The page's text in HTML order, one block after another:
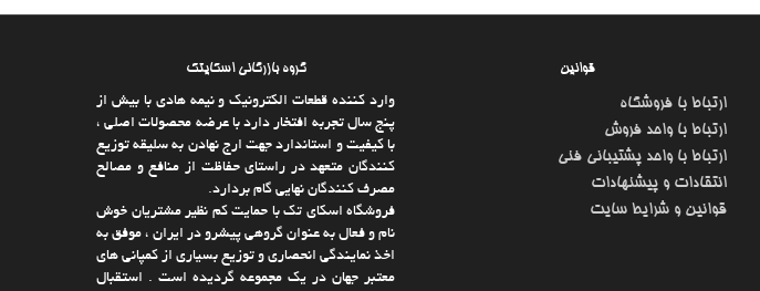
گروه بازرگانی اسکایتک
وارد كننده قطعات الکترونیک و نیمه هادی با بیش از
پنج سال تجربه افتخار دارد با عرضه محصولات اصلی ،
با كیفیت و استاندارد جهت ارج نهادن به سلیقه توزیع
كنندگان متعهد در راستای حفاظت از منافع و مصالح
مصرف كنندگان نهایی گام بردارد.
فروشگاه اسکای تک با حمایت كم نظیر مشتریان خوش
نام و فعال به عنوان گروهی پیشرو در ایران ، موفق به
اخذ نمایندگی انحصاری و توزیع بسیاری از كمپانی های
معتبر جهان در یك مجموعه گردیده است . استقبال
قوانین
ارتباط با فروشگاه
ارتباط با واحد فروش
ارتباط با واحد پشتیبانی فنی
انتقادات و پیشنهادات
قوانین و شرایط سایت